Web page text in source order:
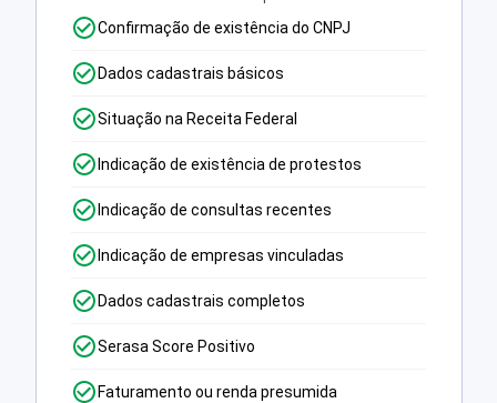
Confirmação de existência do CNPJ
Dados cadastrais básicos
Situação na Receita Federal
Indicação de existência de protestos
Indicação de consultas recentes
Indicação de empresas vinculadas
Dados cadastrais completos
Serasa Score Positivo
Faturamento ou renda presumida